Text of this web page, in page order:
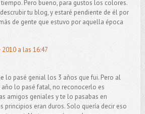
Pero bueno, para gustos los colores.
tu blog, y estaré pendiente de él por
de gente que estuvo por aquella época
a las 16:47
lo pasé genial los 3 años que fui. Pero al
lo pasé fatal, no reconocerlo es
amigos geniales y te lo pasabas en
principios eran duros. Solo quería decir eso